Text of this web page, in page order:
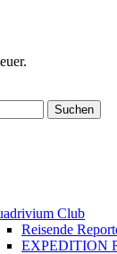
Club
Reisende
EXPEDITION